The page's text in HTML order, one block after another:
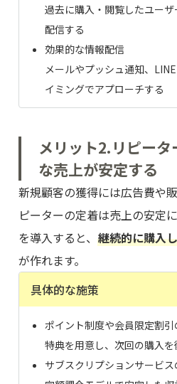
過去に購入・閲覧したユー
配信する
効果的な情報配信
メールやプッシュ通知、
イミングでアプローチする
メリット2.リピー
な売上が安定する
新規顧客の獲得には広告費や
ピーターの定着は売上の安定
を導入すると、継続的に購入
が作れます。
具体的な施策
ポイント制度や会員限定割引
特典を用意し、次回の購入を
サブスクリプションサービス